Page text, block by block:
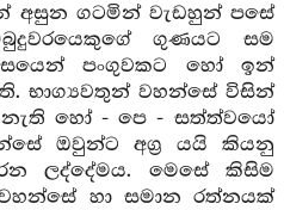
අසුන ගටමින් වැඩහුන් පසේ
ගුණයට සම
පංගුවකට හෝ ඉන්
භාග්‍යවතුන් වහන්සේ විසින්
හෝ - පෙ - සත්ත්වයෝ
ඔවුන්ට අග්‍ර යයි කියනු
ලද්දේමය. මෙසේ කිසිම
හා සමාන රත්නයක්